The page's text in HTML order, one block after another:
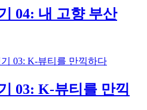
04: 내 고향 부산
03: K-뷰티를 만끽